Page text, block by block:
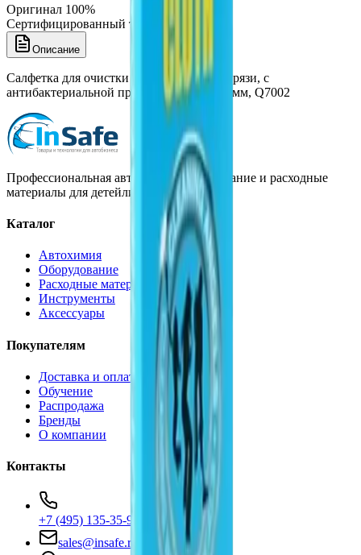
Оригинал 100%
Сертифицированный товар
Описание
Салфетка для очистки поверхностей от грязи, с
антибактериальной пропиткой, 320x320 мм, Q7002
Профессиональная автохимия, оборудование и расходные
материалы для детейлинга.
Каталог
Автохимия
Оборудование
Расходные материалы
Инструменты
Аксессуары
Покупателям
Доставка и оплата
Обучение
Распродажа
Бренды
О компании
Контакты
+7 (495) 135-35-99
sales@insafe.ru